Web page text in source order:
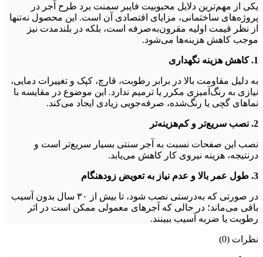
یکی از مهم‌ترین دلایل محبوبیت فایبر سمنت برد طرح آجر در
پروژه‌های ساختمانی، مزایای اقتصادی آن است. این محصول نه‌تنها
از نظر قیمت اولیه مقرون‌به‌صرفه است، بلکه در بلندمدت نیز
موجب کاهش هزینه‌ها می‌شود.
1. کاهش هزینه نگهداری
به دلیل مقاومت بالا در برابر رطوبت، قارچ، کپک و تغییرات دمایی،
نیازی به رنگ‌آمیزی مکرر یا ترمیم ندارد. این موضوع در مقایسه با
نماهای گچی یا رنگ‌شده، صرفه‌جویی زیادی ایجاد می‌کند.
2. نصب سریع‌تر و کم‌هزینه‌تر
نصب این صفحات نسبت به آجر سنتی بسیار سریع‌تر است و
درنتیجه، هزینه نیروی کار کاهش می‌یابد.
3. طول عمر بالا و عدم نیاز به تعویض زودهنگام
در صورتی که به‌درستی نصب شود، تا بیش از ۳۰ سال بدون آسیب
باقی می‌ماند؛ در حالی که آجرهای معمولی ممکن است در اثر
رطوبت یا ضربه آسیب ببینند.
نظرات (0)